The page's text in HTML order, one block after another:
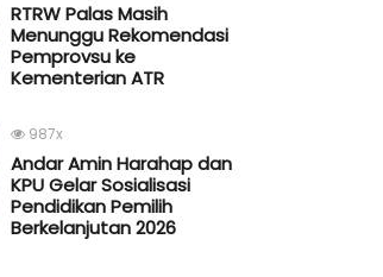
RTRW Palas Masih
Menunggu Rekomendasi
Pemprovsu ke
Kementerian ATR
987x
Andar Amin Harahap dan
KPU Gelar Sosialisasi
Pendidikan Pemilih
Berkelanjutan 2026